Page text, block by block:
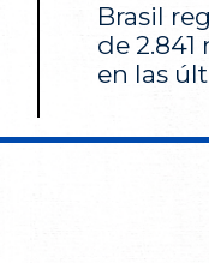
Brasil
de 2.841
en las